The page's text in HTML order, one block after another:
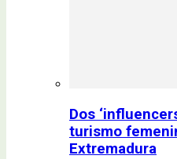
Dos
turismo
Extremadura